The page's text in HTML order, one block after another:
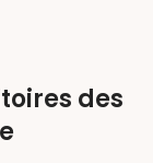
des